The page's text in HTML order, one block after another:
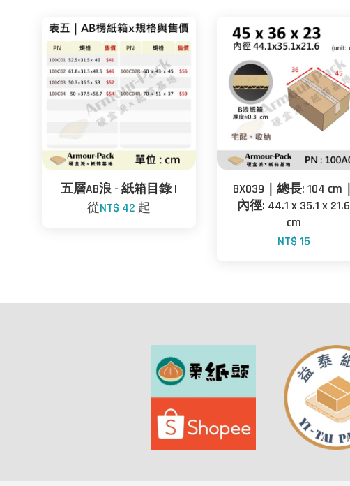
五層AB浪 - 紙箱目錄 I
從NT$ 42 起
BX039｜總長: 104 cm｜
內徑: 44.1 x 35.1 x 21.6
cm
NT$ 15